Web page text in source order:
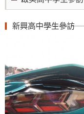
新興高中學生參訪